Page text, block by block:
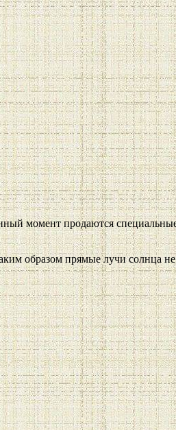
момент продаются
образом прямые лучи солнца не